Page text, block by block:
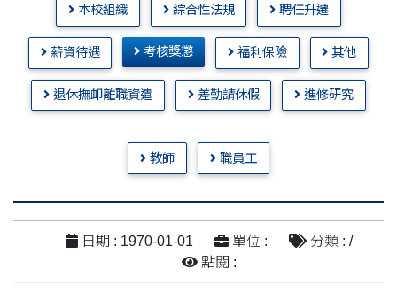
本校組織 綜合性法規 聘任升遷
薪資待遇 考核獎懲 福利保險 其他
退休撫卹離職資遣 差勤請休假 進修研究
教師 職員工
日期 : 1970-01-01 單位 :
分類 : /
點閱 :